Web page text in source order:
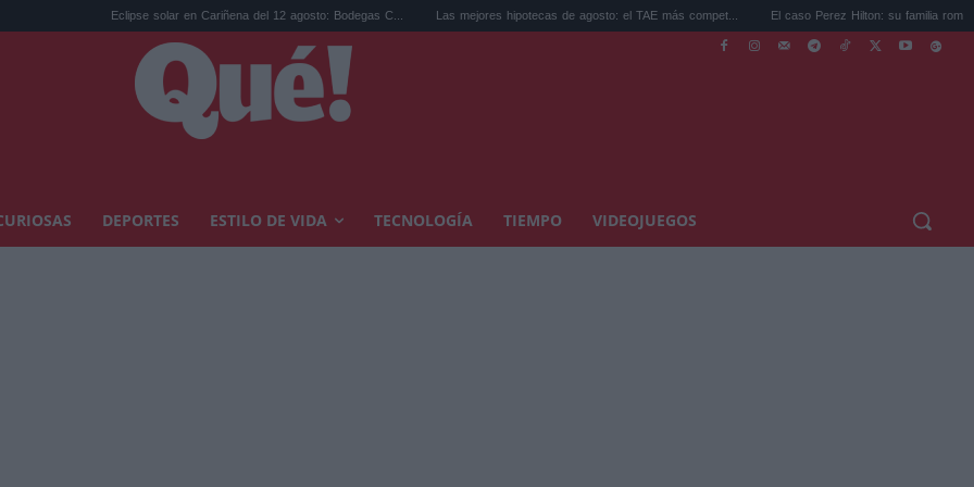
Eclipse solar en Cariñena del 12 agosto: Bodegas C... Las mejores hipotecas de agosto: el TAE más compet... El caso Perez Hilton: su familia rompe el silencio...
DEPORTES ESTILO DE VIDA TECNOLOGÍA TIEMPO VIDEOJUEGOS